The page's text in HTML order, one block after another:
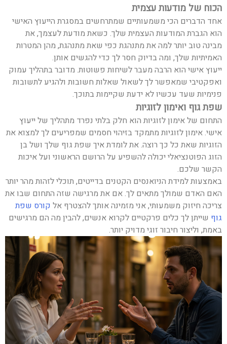
הכוח של מודעות עצמית
אחד הדברים הכי משמעותיים שמתרחשים במסגרת הייעוץ האישי
הוא הגברת המודעות העצמית שלך. כשאת מודעת לעצמך, את
מבינה טוב יותר למה את מתנהגת כפי שאת מתנהגת, מהן המטרות
האמיתיות שלך, ומה בדיוק חסר לך כדי להגשים אותן.
ייעוץ אישי הוא הרבה מעבר לשיחות פשוטות. מדובר בתהליך עמוק
ואפקטיבי שמאפשר לך לשאול שאלות חשובות ולהגיע לתשובות
פנימיות שעד עכשיו לא ידעת שקיימות בתוכך.
שפת גוף ואימון לזוגיות
התחום של אימון לזוגיות הוא חלק בלתי נפרד מתהליך של ייעוץ
אישי. אימון לזוגיות מתמקד בזיהוי חסמים שמפריעים לך למצוא את
הזוגיות שאת כל כך רוצה. את לומדת איך שפת גוף שלך ושל בן
הזוג הפוטנציאלי יכולה להשפיע על הרושם הראשוני ועל איכות
הקשר שלכם.
באמצעות למידת הניואנסים הקטנים בדייטים, תוכלי לזהות מהר יותר
האם האדם שמולך מתאים לך. אם את מרגישה שזה התחום שבו את
צריכה חיזוק משמעותי, אני מזמינה אותך להצטרף אל קורס שפת
גוף שייתן לך כלים פרקטיים לקרוא אנשים, להבין מה הם מרגישים
באמת, וליצור חיבור זוגי מדויק יותר.